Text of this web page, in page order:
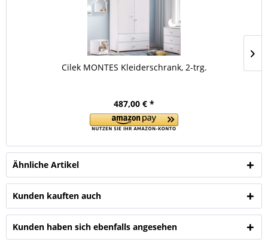
Cilek MONTES Kleiderschrank, 2-trg.
487,00 € *
Ähnliche Artikel
Kunden kauften auch
Kunden haben sich ebenfalls angesehen